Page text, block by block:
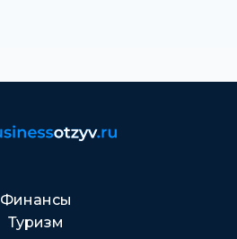
Финансы
Туризм